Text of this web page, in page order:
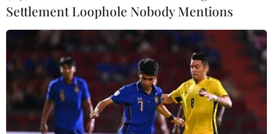
Settlement Loophole Nobody Mentions